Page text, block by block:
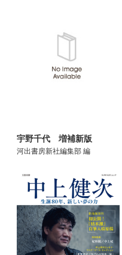
宇野千代 増補新版
河出書房新社編集部 編